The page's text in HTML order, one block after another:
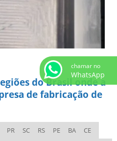
do Brasil onde a
de fabricação de
PR SC RS PE BA
CE
chamar no
WhatsApp